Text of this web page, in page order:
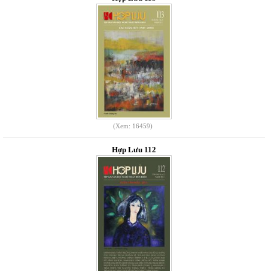
(Xem: 16459)
Hợp Lưu 112